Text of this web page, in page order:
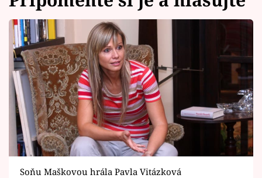
Celebrity
Vztahy
Seriály
Horoskopy
Sledujte prima+
Filmový festival Karlovy Vary
Soňu Maškovou hrála Pavla Vitázková